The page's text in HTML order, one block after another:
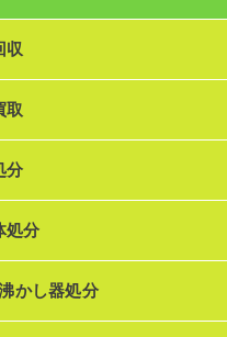
収
取
分
処分
かし器処分